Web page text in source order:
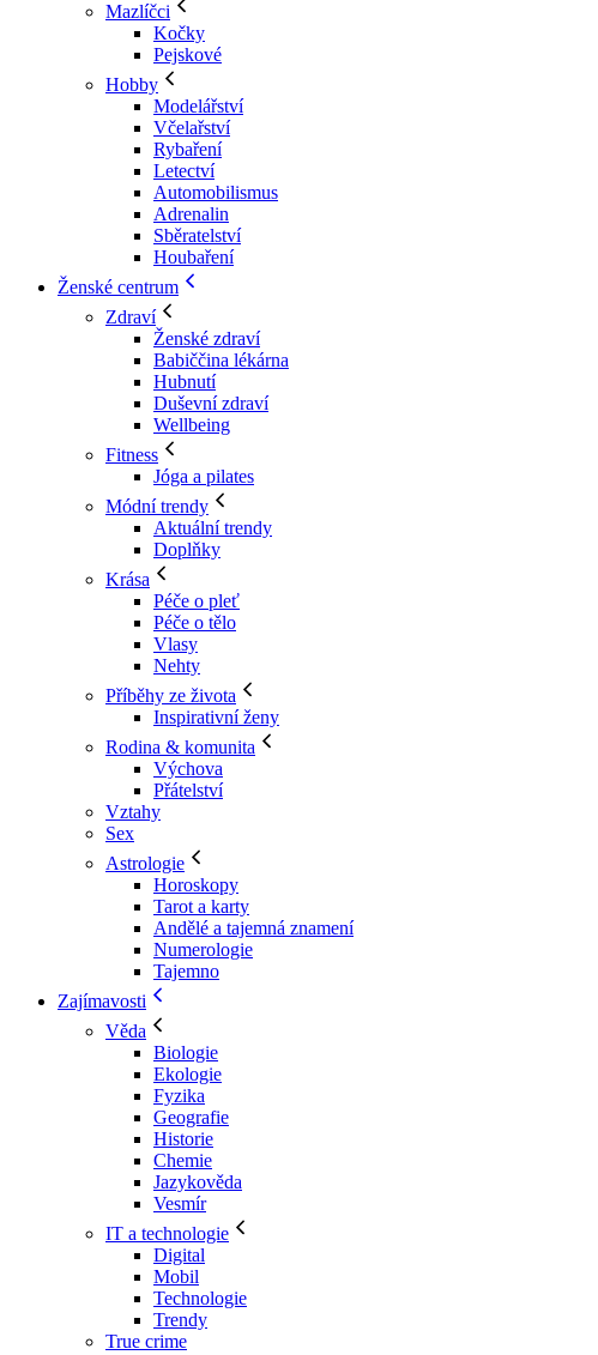
Mazlíčci
Kočky
Pejskové
Hobby
Modelářství
Včelařství
Rybaření
Letectví
Automobilismus
Adrenalin
Sběratelství
Houbaření
Ženské centrum
Zdraví
Ženské zdraví
Babiččina lékárna
Hubnutí
Duševní zdraví
Wellbeing
Fitness
Jóga a pilates
Módní trendy
Aktuální trendy
Doplňky
Krása
Péče o pleť
Péče o tělo
Vlasy
Nehty
Příběhy ze života
Inspirativní ženy
Rodina & komunita
Výchova
Přátelství
Vztahy
Sex
Astrologie
Horoskopy
Tarot a karty
Andělé a tajemná znamení
Numerologie
Tajemno
Zajímavosti
Věda
Biologie
Ekologie
Fyzika
Geografie
Historie
Chemie
Jazykověda
Vesmír
IT a technologie
Digital
Mobil
Technologie
Trendy
True crime